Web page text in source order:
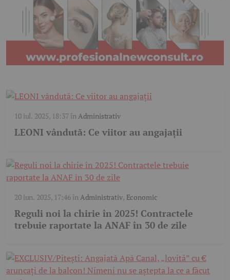
10 iul. 2025, 18:37în Administrativ
LEONI vândută: Ce viitor au angajații
20 iun. 2025, 17:46în Administrativ, Economic
Reguli noi la chirie în 2025! Contractele
trebuie raportate la ANAF în 30 de zile